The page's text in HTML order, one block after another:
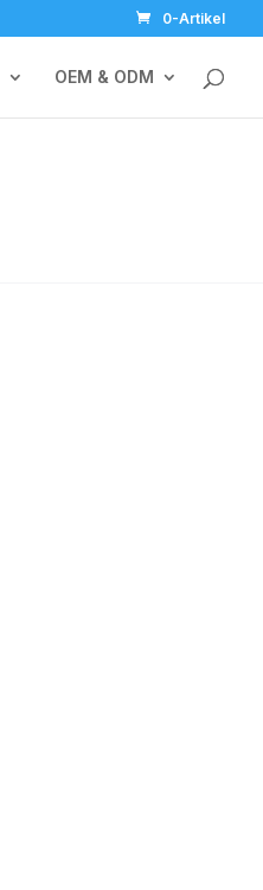
0-Artikel
OEM & ODM